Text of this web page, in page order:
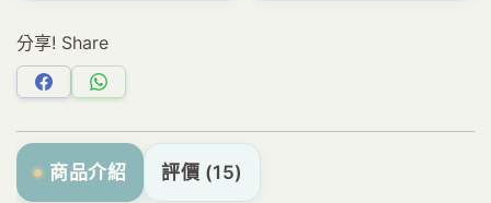
分享! Share
分
享
Facebook
分
享
WhatsApp
商品介紹 評價 (15)